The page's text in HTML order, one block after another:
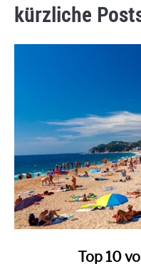
kürzliche
Top 10